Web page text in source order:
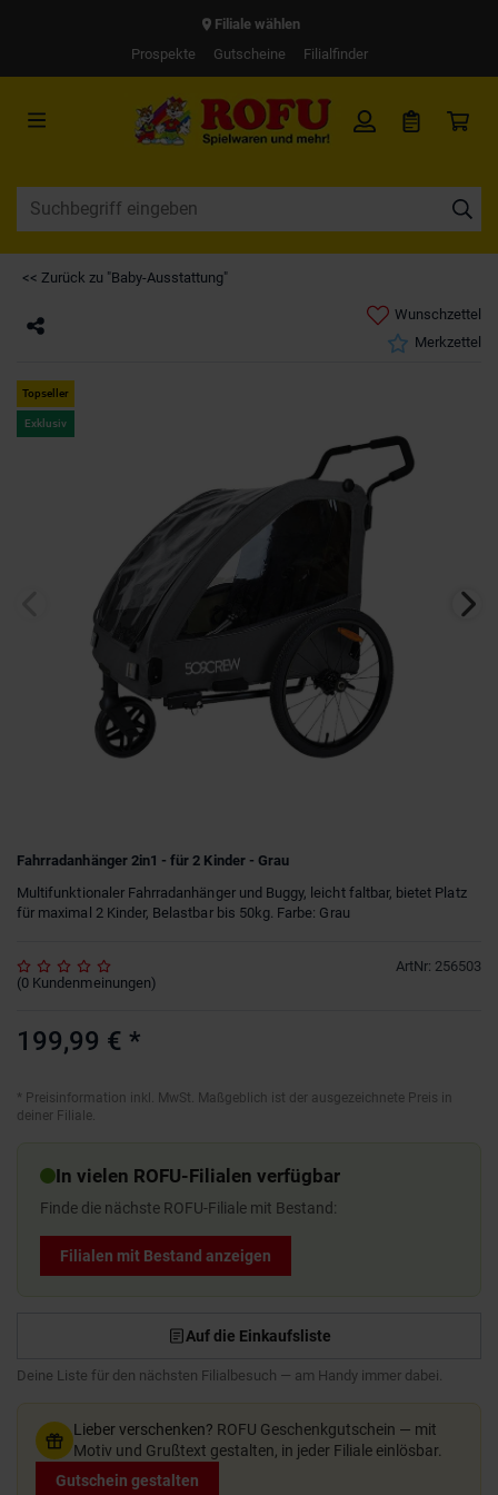
Filiale wählen
Prospekte
Gutscheine Filialfinder
<< Zurück zu "Baby-Ausstattung"
Wunschzettel
Merkzettel
Topseller
Exklusiv
Fahrradanhänger 2in1 - für 2 Kinder - Grau
Multifunktionaler Fahrradanhänger und Buggy, leicht faltbar, bietet Platz
für maximal 2 Kinder, Belastbar bis 50kg. Farbe: Grau
ArtNr: 256503
(0 Kundenmeinungen)
199,99 € *
* Preisinformation inkl. MwSt. Maßgeblich ist der ausgezeichnete Preis in
deiner Filiale.
In vielen ROFU-Filialen verfügbar
Finde die nächste ROFU-Filiale mit Bestand:
Filialen mit Bestand anzeigen
Auf die Einkaufsliste
Deine Liste für den nächsten Filialbesuch — am Handy immer dabei.
Lieber verschenken? ROFU Geschenkgutschein — mit
Motiv und Grußtext gestalten, in jeder Filiale einlösbar.
Gutschein gestalten